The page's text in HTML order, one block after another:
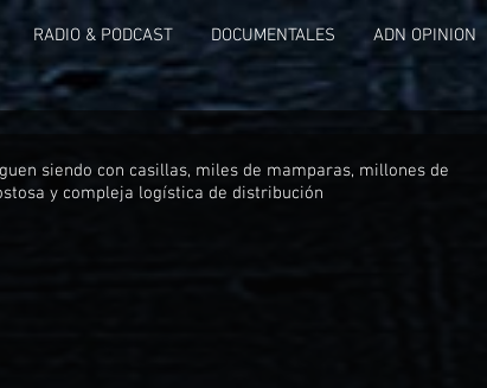
RADIO & PODCAST DOCUMENTALES ADN OPINION
siendo con casillas, miles de mamparas, millones de
y compleja logística de distribución